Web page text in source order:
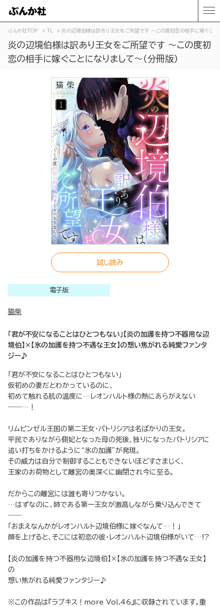
ぶんか社TOP TL 炎の辺境伯様は訳あり王女をご所望です ～この度初恋の相手に嫁ぐこと
炎の辺境伯様は訳あり王女をご所望です ～この度初
恋の相手に嫁ぐことになりまして～（分冊版）
試し読み
電子版
猫柴
「君が不安になることはひとつもない」【炎の加護を持つ不器用な辺
境伯】×【氷の加護を持つ不遇な王女】の想い焦がれる純愛ファンタ
ジー♪
「君が不安になることはひとつもない」
仮初めの妻だとわかっているのに、
初めて触れる肌の温度に…レオンハルト様の熱にあらがえない
――…！
リムピンゼル王国の第二王女・パトリシアは名ばかりの王女。
平民でありながら側妃となった母の死後、独りになったパトリシアに
追い打ちをかけるように“氷の加護”が発現。
その威力は自分で制御することもできないほどすさまじく、
王家のお荷物として離宮の奥深くに幽閉され今に至る。
だからこの離宮には誰も寄りつかない。
…はずなのに、姉である第一王女が激高しながら乗り込んできて
――
「おまえなんかがレオンハルト辺境伯様に嫁ぐなんて…！」
顔を上げると、そこには初恋の彼・レオンハルト辺境伯様がいて…!?
【炎の加護を持つ不器用な辺境伯】×【氷の加護を持つ不遇な王女】
の
想い焦がれる純愛ファンタジー♪
※この作品は『ラブキス！more Vol.46』に収録されています。重